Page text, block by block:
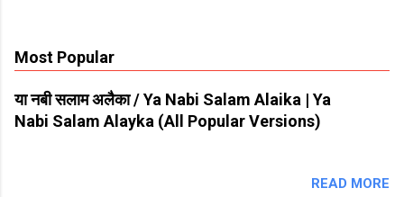
Most Popular
या नबी सलाम अलैका / Ya Nabi Salam Alaika | Ya
Nabi Salam Alayka (All Popular Versions)
READ MORE